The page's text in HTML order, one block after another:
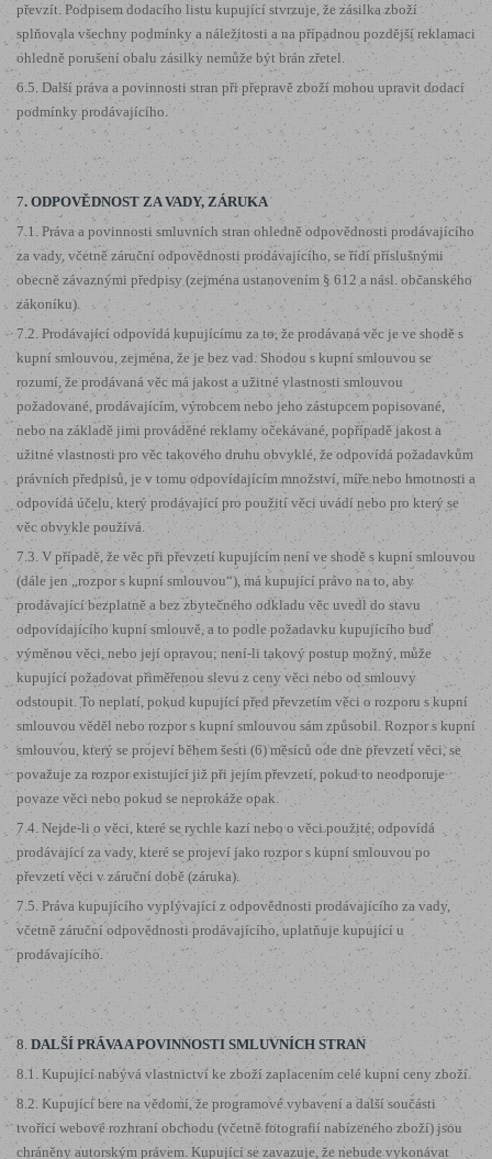
převzít. Podpisem dodacího listu kupující stvrzuje, že zásilka zboží
splňovala všechny podmínky a náležitosti a na případnou pozdější reklamaci
ohledně porušení obalu zásilky nemůže být brán zřetel.
6.5. Další práva a povinnosti stran při přepravě zboží mohou upravit dodací
podmínky prodávajícího.
7. ODPOVĚDNOST ZA VADY, ZÁRUKA
7.1. Práva a povinnosti smluvních stran ohledně odpovědnosti prodávajícího
za vady, včetně záruční odpovědnosti prodávajícího, se řídí příslušnými
obecně závaznými předpisy (zejména ustanovením § 612 a násl. občanského
zákoníku).
7.2. Prodávající odpovídá kupujícímu za to, že prodávaná věc je ve shodě s
kupní smlouvou, zejména, že je bez vad. Shodou s kupní smlouvou se
rozumí, že prodávaná věc má jakost a užitné vlastnosti smlouvou
požadované, prodávajícím, výrobcem nebo jeho zástupcem popisované,
nebo na základě jimi prováděné reklamy očekávané, popřípadě jakost a
užitné vlastnosti pro věc takového druhu obvyklé, že odpovídá požadavkům
právních předpisů, je v tomu odpovídajícím množství, míře nebo hmotnosti a
odpovídá účelu, který prodávající pro použití věci uvádí nebo pro který se
věc obvykle používá.
7.3. V případě, že věc při převzetí kupujícím není ve shodě s kupní smlouvou
(dále jen „rozpor s kupní smlouvou“), má kupující právo na to, aby
prodávající bezplatně a bez zbytečného odkladu věc uvedl do stavu
odpovídajícího kupní smlouvě, a to podle požadavku kupujícího buď
výměnou věci, nebo její opravou; není-li takový postup možný, může
kupující požadovat přiměřenou slevu z ceny věci nebo od smlouvy
odstoupit. To neplatí, pokud kupující před převzetím věci o rozporu s kupní
smlouvou věděl nebo rozpor s kupní smlouvou sám způsobil. Rozpor s kupní
smlouvou, který se projeví během šesti (6) měsíců ode dne převzetí věci, se
považuje za rozpor existující již při jejím převzetí, pokud to neodporuje
povaze věci nebo pokud se neprokáže opak.
7.4. Nejde-li o věci, které se rychle kazí nebo o věci použité, odpovídá
prodávající za vady, které se projeví jako rozpor s kupní smlouvou po
převzetí věci v záruční době (záruka).
7.5. Práva kupujícího vyplývající z odpovědnosti prodávajícího za vady,
včetně záruční odpovědnosti prodávajícího, uplatňuje kupující u
prodávajícího.
8. DALŠÍ PRÁVA A POVINNOSTI SMLUVNÍCH STRAN
8.1. Kupující nabývá vlastnictví ke zboží zaplacením celé kupní ceny zboží.
8.2. Kupující bere na vědomí, že programové vybavení a další součásti
tvořící webové rozhraní obchodu (včetně fotografií nabízeného zboží) jsou
chráněny autorským právem. Kupující se zavazuje, že nebude vykonávat